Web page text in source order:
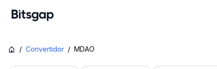
/ Convertidor / MDAO